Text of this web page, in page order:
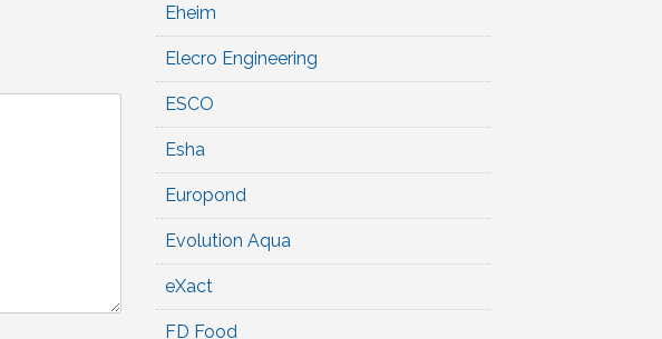
Eheim
Elecro Engineering
ESCO
Esha
Europond
Evolution Aqua
eXact
FD Food